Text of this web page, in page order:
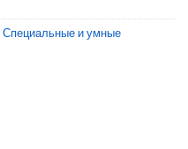
Специальные и умные